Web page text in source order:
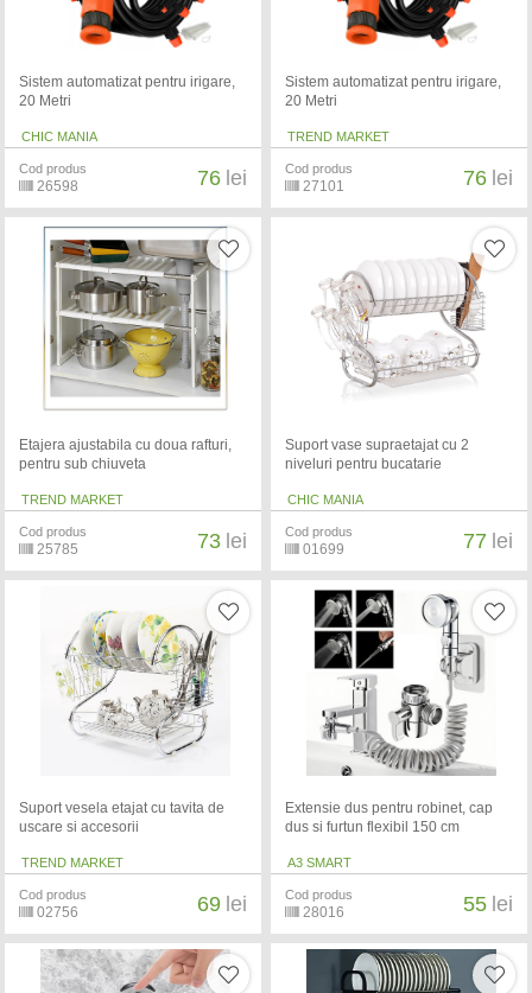
Sistem automatizat pentru irigare,
20 Metri
CHIC MANIA
Cod produs
26598 76 lei
Sistem automatizat pentru irigare,
20 Metri
TREND MARKET
Cod produs
27101 76 lei
Etajera ajustabila cu doua rafturi,
pentru sub chiuveta
TREND MARKET
Cod produs
25785 73 lei
Suport vase supraetajat cu 2
niveluri pentru bucatarie
CHIC MANIA
Cod produs
01699 77 lei
Suport vesela etajat cu tavita de
uscare si accesorii
TREND MARKET
Cod produs
02756 69 lei
Extensie dus pentru robinet, cap
dus si furtun flexibil 150 cm
A3 SMART
Cod produs
28016 55 lei